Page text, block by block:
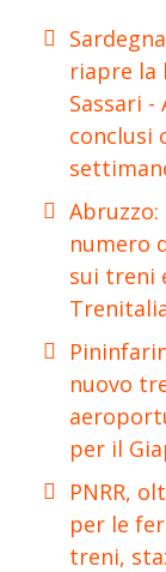
riapre la
Sassari -
conclusi
Abruzzo:
numero
sui treni
nuovo
per il
PNRR,
per le
treni,